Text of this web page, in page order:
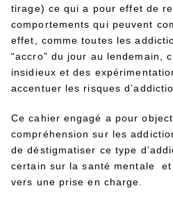
tirage) ce qui a pour effet de
comportements qui peuvent
effet, comme toutes les
“accro” du jour au lendemain,
insidieux et des
accentuer les risques
Ce cahier engagé a pour
compréhension sur les
de déstigmatiser ce type
certain sur la santé mentale et
vers une prise en charge.